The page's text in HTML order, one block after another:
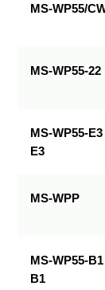
MS-WP55/
MS-WP55-22
MS-WP55-
E3
MS-WPP
MS-WP55-
B1